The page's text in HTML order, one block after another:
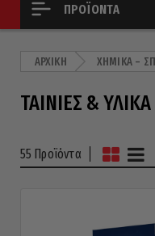
ΠΡΟΪΌΝΤΑ
ΑΡΧΙΚΉ ΧΗΜΙΚΆ –
ΤΑΙΝΊΕΣ &
55 Προϊόντα